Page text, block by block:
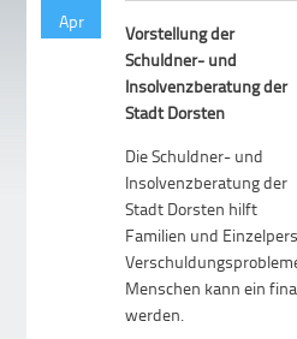
Apr
Vorstellung der
Schuldner- und
Insolvenzberatung der
Stadt Dorsten
Die Schuldner- und
Insolvenzberatung der
Stadt Dorsten hilft
Familien und
Menschen kann ein
werden.